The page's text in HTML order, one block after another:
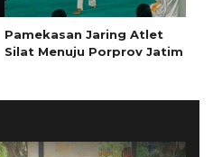
Pamekasan Jaring Atlet
Silat Menuju Porprov Jatim